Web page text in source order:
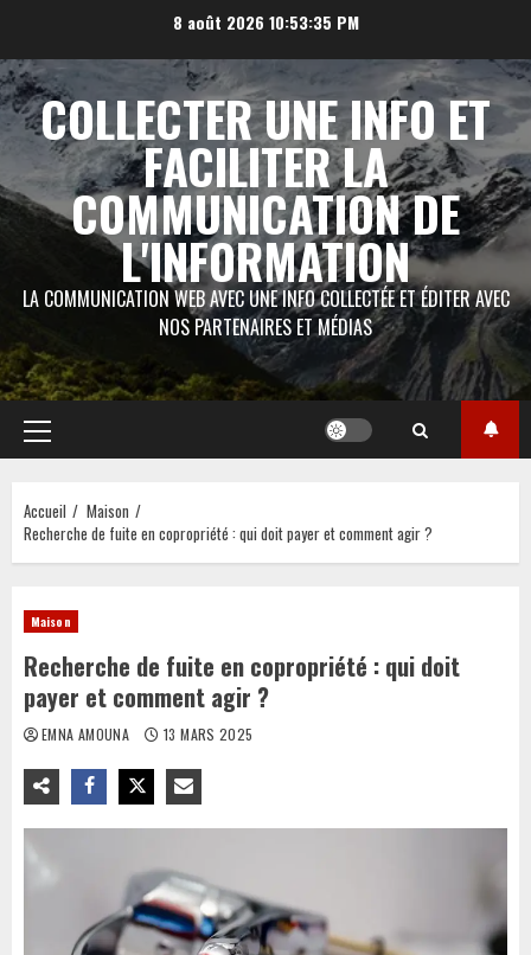
contenu
8 août 2026 10:53:36 PM
COLLECTER UNE INFO ET
FACILITER LA
COMMUNICATION DE
L'INFORMATION
LA COMMUNICATION WEB AVEC UNE INFO COLLECTÉE ET ÉDITER AVEC
NOS PARTENAIRES ET MÉDIAS
Menu
principal
Accueil
Maison
Recherche de fuite en copropriété : qui doit payer et comment agir ?
Maison
Recherche de fuite en copropriété : qui doit
payer et comment agir ?
EMNA AMOUNA 13 MARS 2025